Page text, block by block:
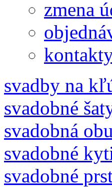
zmena
svadby na
svadobné
svadobná
svadobné
svadobné